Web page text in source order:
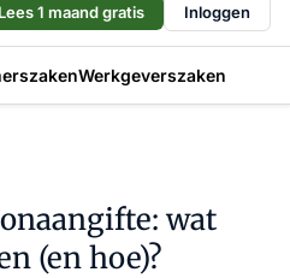
Lees 1 maand gratis Inloggen
Werkgeverszaken
wat
(en hoe)?